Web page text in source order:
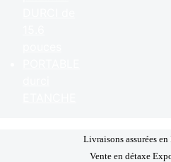
Livraisons assurées
Vente en détaxe